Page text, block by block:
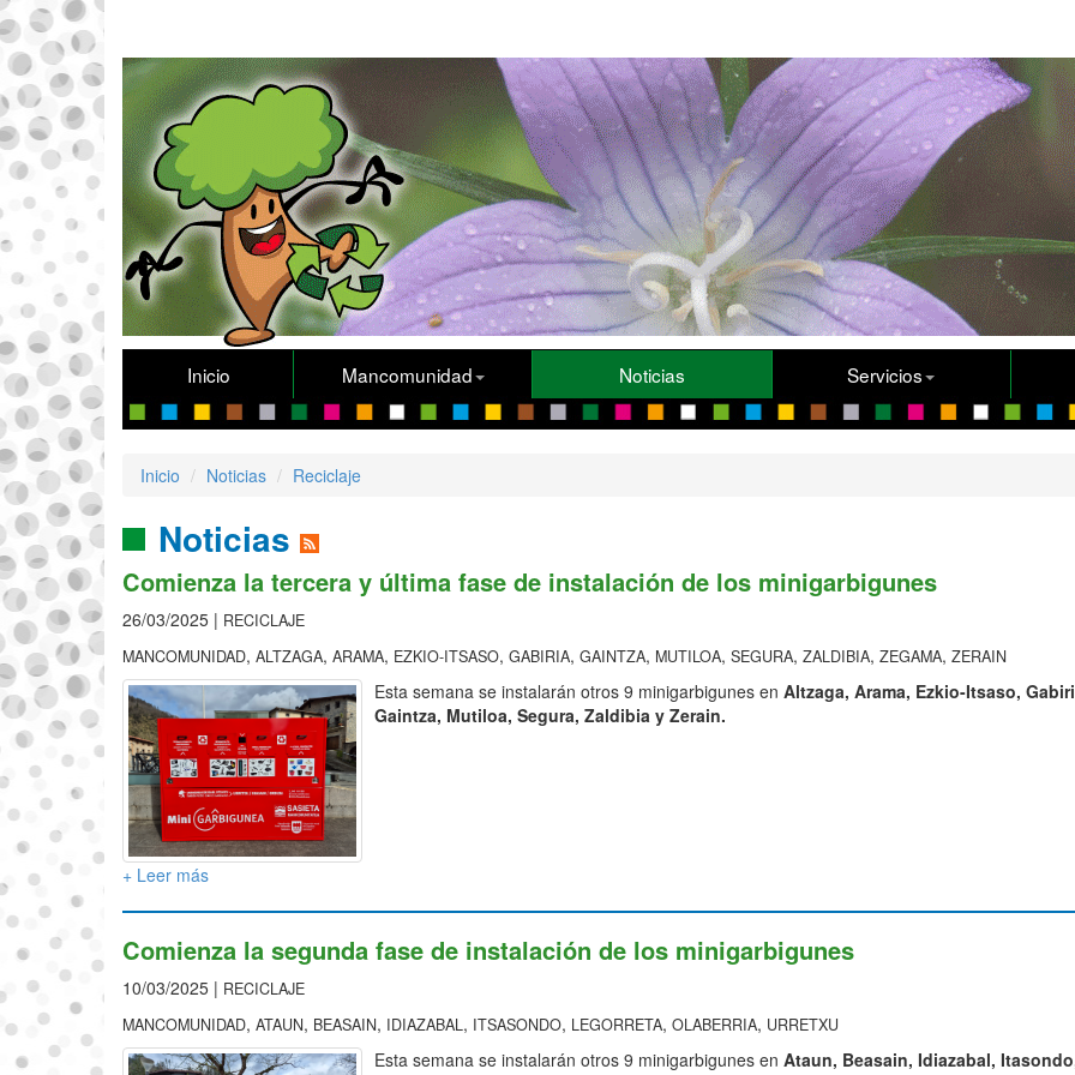
Inicio Mancomunidad Noticias Servicios
Inicio Noticias Reciclaje
Noticias
Comienza la tercera y última fase de instalación de los minigarbigunes
26/03/2025 | RECICLAJE
MANCOMUNIDAD, ALTZAGA, ARAMA, EZKIO-ITSASO, GABIRIA, GAINTZA, MUTILOA, SEGURA, ZALDIBIA, ZEGAMA, ZERAIN
Esta semana se instalarán otros 9 minigarbigunes en Altzaga, Arama, Ezkio-Itsaso,
Gaintza, Mutiloa, Segura, Zaldibia y Zerain.
+ Leer más
Comienza la segunda fase de instalación de los minigarbigunes
10/03/2025 | RECICLAJE
MANCOMUNIDAD, ATAUN, BEASAIN, IDIAZABAL, ITSASONDO, LEGORRETA, OLABERRIA, URRETXU
Esta semana se instalarán otros 9 minigarbigunes en Ataun, Beasain, Idiazabal,